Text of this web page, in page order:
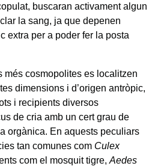
buscaran activament algun
la sang, ja que depenen
extra per a poder fer la posta
més cosmopolites es localitzen
dimensions i d’origen antròpic,
i recipients diversos
de cria amb un cert grau de
orgànica. En aquests peculiars
tan comunes com Culex
com el mosquit tigre, Aedes